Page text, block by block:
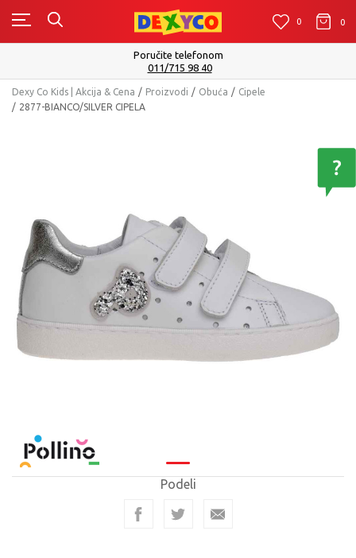
0 0 0
Poručite telefonom
011/715 98 40
Dexy Co Kids | Akcija & Cena Proizvodi Obuća
Cipele
2877-BIANCO/SILVER CIPELA
Podeli